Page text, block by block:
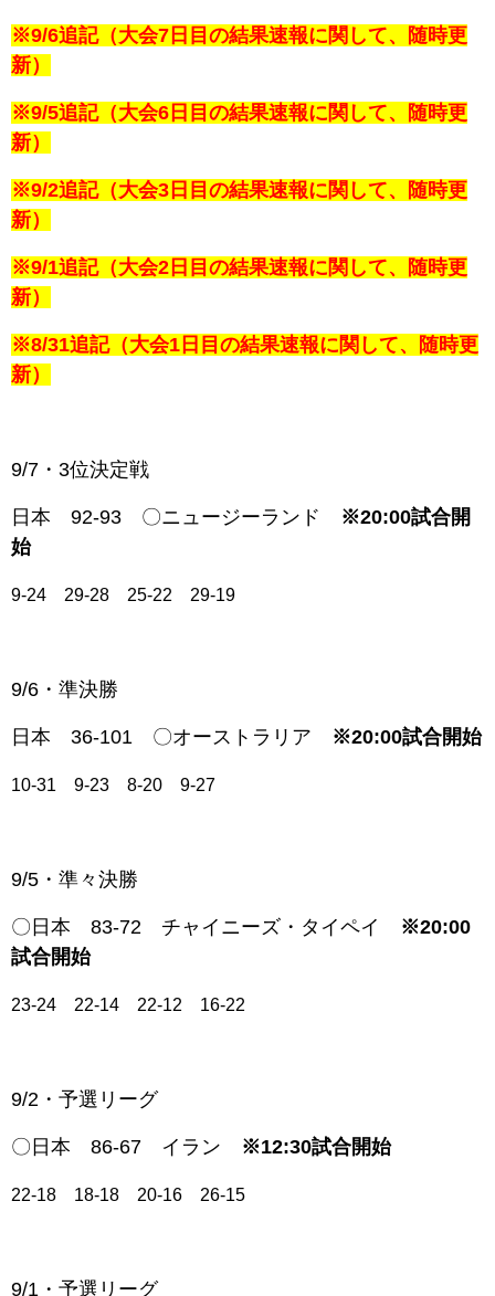
※9/6追記（大会7日目の結果速報に関して、随時更
新）
※9/5追記（大会6日目の結果速報に関して、随時更
新）
※9/2追記（大会3日目の結果速報に関して、随時更
新）
※9/1追記（大会2日目の結果速報に関して、随時更
新）
※8/31追記（大会1日目の結果速報に関して、随時更
新）
9/7・3位決定戦
日本 92-93 〇ニュージーランド ※20:00試合開
始
9-24 29-28 25-22 29-19
9/6・準決勝
日本 36-101 〇オーストラリア ※20:00試合開始
10-31 9-23 8-20 9-27
9/5・準々決勝
〇日本 83-72 チャイニーズ・タイペイ ※20:00
試合開始
23-24 22-14 22-12 16-22
9/2・予選リーグ
〇日本 86-67 イラン ※12:30試合開始
22-18 18-18 20-16 26-15
9/1・予選リーグ